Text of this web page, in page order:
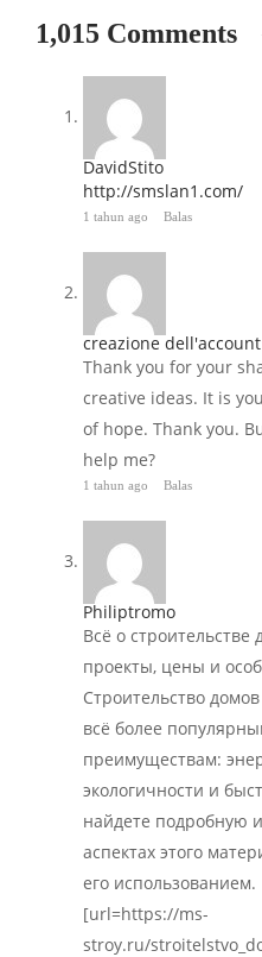
1,015 Comments
DavidStito
http://smslan1.com/
1 tahun ago Balas
creazione
Thank you for your
creative ideas. It is
of hope. Thank you.
help me?
1 tahun ago Balas
Philiptromo
Всё о строительстве
проекты, цены и
Строительство
всё более
преимуществам:
экологичности и
найдете подробную
аспектах этого
его использованием.
[url=https://ms-
stroy.ru/